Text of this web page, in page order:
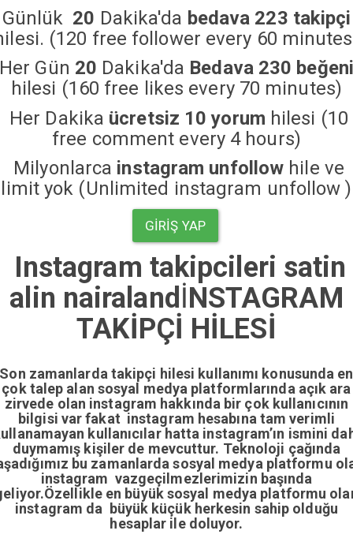
Günlük 20 Dakika'da bedava 223 takipçi
(120 free follower every 60
Her Gün 20 Dakika'da Bedava 230 beğeni
hilesi (160 free likes every 70 minutes)
Her Dakika ücretsiz 10 yorum hilesi (10
free comment every 4 hours)
Milyonlarca instagram unfollow hile ve
limit yok (Unlimited instagram unfollow )
GIRIŞ YAP
Instagram takipcileri satin
alin nairaland İNSTAGRAM
TAKİPÇİ HİLESİ
Son zamanlarda takipçi hilesi kullanımı konusunda en
çok talep alan sosyal medya platformlarında açık ara
zirvede olan instagram hakkında bir çok kullanıcının
bilgisi var fakat instagram hesabına tam verimli
kullanıcılar hatta instagram’ın ismini
duymamış kişiler de mevcuttur. Teknoloji çağında
bu zamanlarda sosyal medya platformu
instagram vazgeçilmezlerimizin başında
en büyük sosyal medya platformu
instagram da büyük küçük herkesin sahip olduğu
hesaplar ile doluyor.